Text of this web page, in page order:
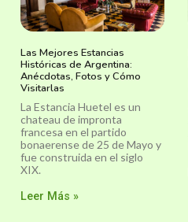
Las Mejores Estancias
Históricas de Argentina:
Anécdotas, Fotos y Cómo
Visitarlas
La Estancia Huetel es un
chateau de impronta
francesa en el partido
bonaerense de 25 de Mayo y
fue construida en el siglo
XIX.
Leer Más »